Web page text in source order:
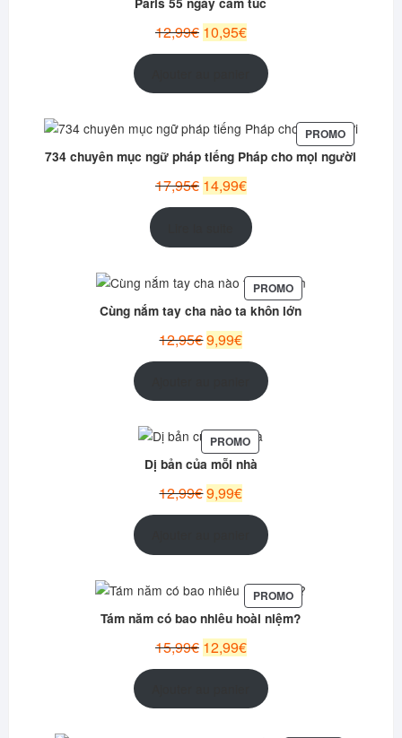
PROMOTION
12,99€ Le
10,95€Le
actuel
est :
PROMOPRODUIT
EN
734 chuyên mục ngữ pháp tiếng Pháp cho mọi người
17,95€ Le
prix
14,99€Le
actuel
est :
PROMOPRODUIT
EN
PROMOTION
Cùng nắm tay cha nào ta khôn lớn
12,95€Le
9,99€Le
actuel
est :
PROMOPRODUIT
EN
PROMOTION
Dị bản của mỗi nhà
12,99€Le
prix
9,99€Le
prix
actuel
est :
PROMOPRODUIT
EN
PROMOTION
Tám năm có bao nhiêu hoài niệm?
15,99€ Le
12,99€Le
actuel
est :